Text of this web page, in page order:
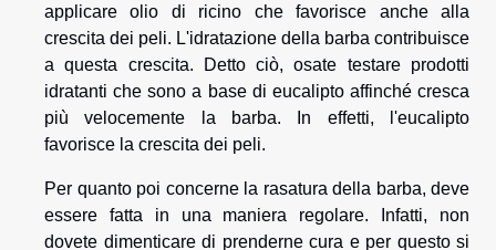
applicare olio di ricino che favorisce anche alla
crescita dei peli. L'idratazione della barba contribuisce
a questa crescita. Detto ciò, osate testare prodotti
idratanti che sono a base di eucalipto affinché cresca
più velocemente la barba. In effetti, l'eucalipto
favorisce la crescita dei peli.
Per quanto poi concerne la rasatura della barba, deve
essere fatta in una maniera regolare. Infatti, non
dovete dimenticare di prenderne cura e per questo si